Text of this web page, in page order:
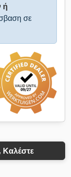
ή
σε
Καλέστε